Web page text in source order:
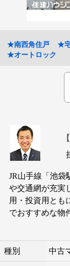
★南西角住戸 ★
★オートロック
JR山手線「池袋
や交通網が充実
用・投資用とも
でおすすめな物
種別 中古